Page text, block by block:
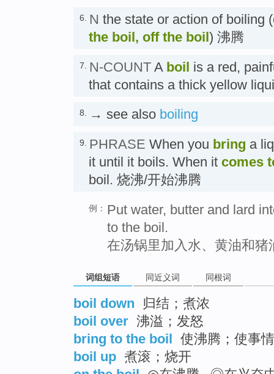
6. N the state or action of boiling
the boil, off the boil) 沸腾
7. N-COUNT A boil is a red,
that contains a thick yellow
8. → see also boiling
9. PHRASE When you bring a
it until it boils. When it comes
boil. 烧沸/开始沸腾
例： Put water, butter and lard
to the boil.
在汤锅里加入水、黄油和猪
词组短语 同近义词 同根词
boil down
归结；煮浓
boil over 沸溢；发怒
bring to the boil 使沸腾；使事
boil up 煮滚；烧开